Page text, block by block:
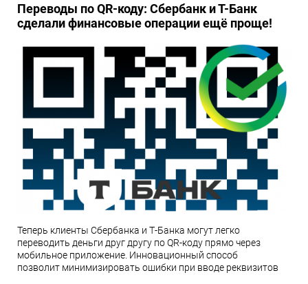
Переводы по QR-коду: Сбербанк и Т-Банк
сделали финансовые операции ещё проще!
Теперь клиенты Сбербанка и Т-Банка могут легко
переводить деньги друг другу по QR-коду прямо через
мобильное приложение. Инновационный способ
позволит минимизировать ошибки при вводе реквизитов